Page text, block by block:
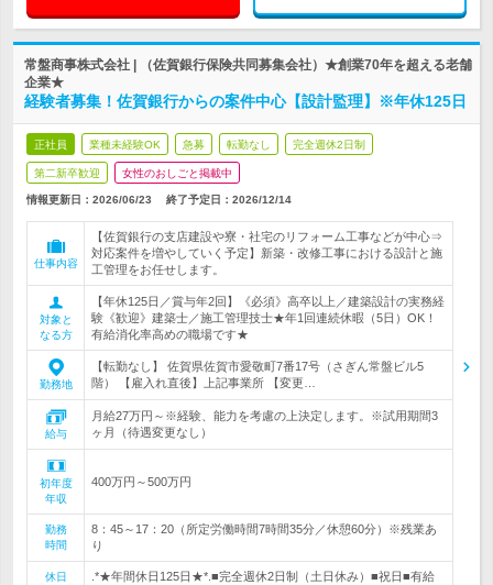
常盤商事株式会社 | （佐賀銀行保険共同募集会社）★創業70年を超える老舗
企業★
経験者募集！佐賀銀行からの案件中心【設計監理】※年休125日
正社員 業種未経験OK 急募 転勤なし 完全週休2日制
第二新卒歓迎 女性のおしごと掲載中
情報更新日：2026/06/23 終了予定日： 2026/12/14
仕事内容
【佐賀銀行の支店建設や寮・社宅のリフォーム工事などが中心⇒
対応案件を増やしていく予定】新築・改修工事における設計と施
工管理をお任せします。
対象と
なる方
【年休125日／賞与年2回】《必須》高卒以上／建築設計の実務経
験《歓迎》建築士／施工管理技士★年1回連続休暇（5日）OK！
有給消化率高めの職場です★
勤務地
【転勤なし】 佐賀県佐賀市愛敬町7番17号（さぎん常盤ビル5
階） 【雇入れ直後】上記事業所 【変更…
給与
月給27万円～※経験、能力を考慮の上決定します。※試用期間3
ヶ月（待遇変更なし）
初年度
年収
400万円～500万円
勤務
時間
8：45～17：20（所定労働時間7時間35分／休憩60分）※残業あ
り
休日
.*★年間休日125日★*.■完全週休2日制（土日休み）■祝日■有給